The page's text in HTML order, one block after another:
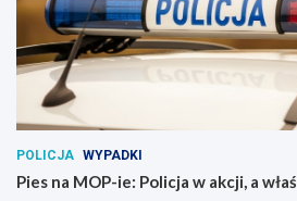
POLICJA WYPADKI
Pies na MOP-ie: Policja w akcji, a